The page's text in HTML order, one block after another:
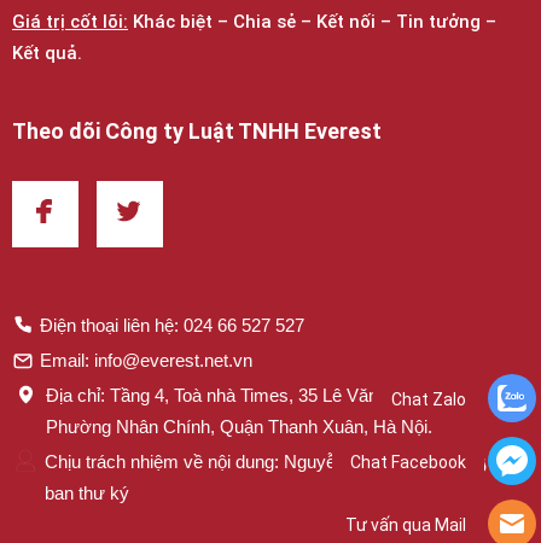
Chat Zalo
Chat Facebook
Tư vấn qua Mail
Giá trị cốt lõi: Khác biệt – Chia sẻ – Kết nối – Tin tưởng –
Kết quả.
Theo dõi Công ty Luật TNHH Everest
Điện thoại liên hệ: 024 66 527 527
Email: info@everest.net.vn
Địa chỉ: Tầng 4, Toà nhà Times, 35 Lê Văn Lương,
Phường Nhân Chính, Quận Thanh Xuân, Hà Nội.
Chịu trách nhiệm về nội dung: Nguyễn Thị Mai – Trưởng
ban thư ký